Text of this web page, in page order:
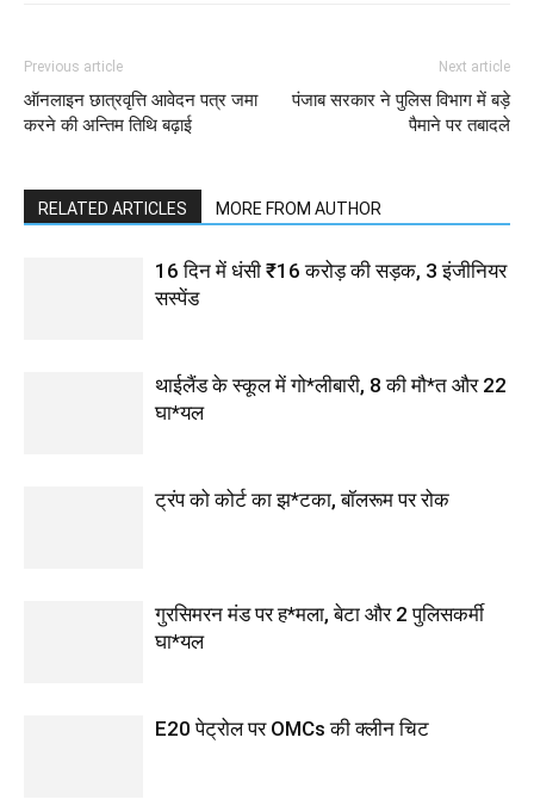
Previous article
ऑनलाइन छात्रवृत्ति आवेदन पत्र जमा
करने की अन्तिम तिथि बढ़ाई
Next article
पंजाब सरकार ने पुलिस विभाग में बड़े
पैमाने पर तबादले
RELATED ARTICLES MORE FROM AUTHOR
16 दिन में धंसी ₹16 करोड़ की सड़क, 3 इंजीनियर
सस्पेंड
थाईलैंड के स्कूल में गो*लीबारी, 8 की मौ*त और 22
घा*यल
ट्रंप को कोर्ट का झ*टका, बॉलरूम पर रोक
गुरसिमरन मंड पर ह*मला, बेटा और 2 पुलिसकर्मी
घा*यल
E20 पेट्रोल पर OMCs की क्लीन चिट